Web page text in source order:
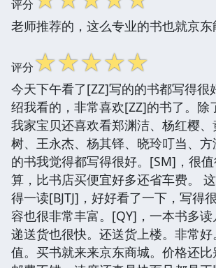
评分
老师推荐的，这么专业的书也就京东
评分☆☆☆☆☆
今天下午看了[ZZ]写的的书都写得很
绍我看的，非常喜欢[ZZ]的书了。除
我家宝贝还喜欢看郑渊洁、杨红樱
树、王永杰、杨其铎、晓玲叮当、
的书我觉得都写得很好。[SM]，很
算，比书店买便宜好多还省车费。
得一读[BJTJ]，好好看了一下，写得
容也很非常丰富。[QY]，一本书多
递送货也很快。还送货上楼。非常
值。买书就来来京东商城。价格还